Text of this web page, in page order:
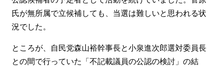
氏が無所属で立候補しても、当選は難しいと思われる状
況でした。
ところが、自民党森山裕幹事長と小泉進次郎選対委員長
との間で行っていた「不記載議員の公認の検討」の結